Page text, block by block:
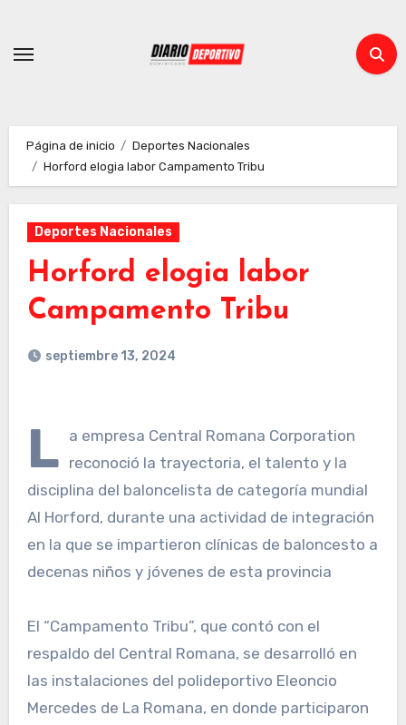
contenido
Página de inicio
Deportes Nacionales
Horford elogia labor Campamento Tribu
Deportes Nacionales
Horford elogia labor
Campamento Tribu
septiembre 13, 2024
L a empresa Central Romana Corporation
reconoció la trayectoria, el talento y la
disciplina del baloncelista de categoría mundial
Al Horford, durante una actividad de integración
en la que se impartieron clínicas de baloncesto a
decenas niños y jóvenes de esta provincia
El “Campamento Tribu”, que contó con el
respaldo del Central Romana, se desarrolló en
las instalaciones del polideportivo Eleoncio
Mercedes de La Romana, en donde participaron